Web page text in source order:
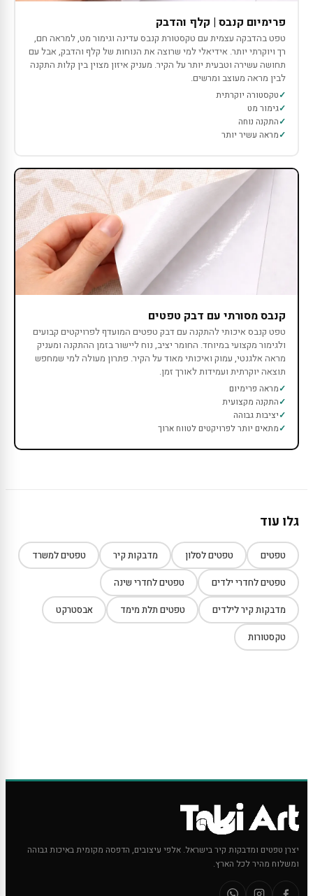
פרימיום קנבס | קלף והדבק
טפט בהדבקה עצמית עם טקסטורת קנבס עדינה וגימור מט, למראה חם,
רך ויוקרתי יותר. אידיאלי למי שרוצה את הנוחות של קלף והדבק, אבל עם
תחושה עשירה וטבעית יותר על הקיר. מעניק איזון מצוין בין קלות התקנה
לבין מראה מעוצב ומרשים.
טקסטורה יוקרתית
גימור מט
התקנה נוחה
מראה עשיר יותר
קנבס מסורתי עם דבק טפטים
טפט קנבס איכותי להתקנה עם דבק טפטים המועדף לפרויקטים קבועים
ולגימור מקצועי במיוחד. החומר יציב, נוח ליישור בזמן ההתקנה ומעניק
מראה אלגנטי, עמוק ואיכותי מאוד על הקיר. פתרון מעולה למי שמחפש
תוצאה יוקרתית ועמידות לאורך זמן.
מראה פרימיום
התקנה מקצועית
יציבות גבוהה
מתאים יותר לפרויקטים לטווח ארוך
גלו עוד
טפטים טפטים לסלון מדבקות קיר טפטים למשרד
טפטים לחדרי ילדים טפטים לחדרי שינה
מדבקות קיר לילדים טפטים תלת מימד אבסטרקט
טקסטורות
יצרן טפטים ומדבקות קיר בישראל. אלפי עיצובים, הדפסה מקומית באיכות גבוהה
ומשלוח מהיר לכל הארץ.